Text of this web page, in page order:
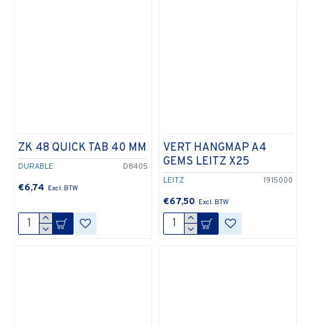
DURABLE D8405
ZK 48 QUICK TAB 40 MM
€6,74
LEITZ 1915000
VERT HANGMAP A4
GEMS LEITZ X25
€67,50